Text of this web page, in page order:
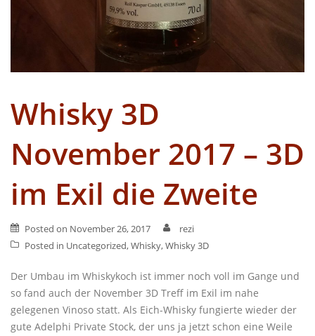
Whisky 3D
November 2017 – 3D
im Exil die Zweite
Posted on November 26, 2017
rezi
Posted in Uncategorized,Whisky,Whisky 3D
Der Umbau im Whiskykoch ist immer noch voll im Gange und
so fand auch der November 3D Treff im Exil im nahe
gelegenen Vinoso statt. Als Eich-Whisky fungierte wieder der
gute Adelphi Private Stock, der uns ja jetzt schon eine Weile